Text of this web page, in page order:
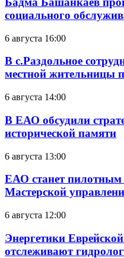
социального
6 августа 16:00
В с.Раздольное
местной жительницы
6 августа 14:00
В ЕАО обсудили
исторической памяти
6 августа 13:00
ЕАО станет пилотным
Мастерской
6 августа 12:00
Энергетики
отслеживают